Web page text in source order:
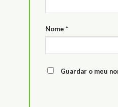
Nome *
Guardar o meu